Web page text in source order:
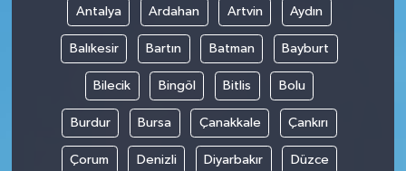
Antalya Ardahan Artvin Aydın
Balıkesir Bartın Batman Bayburt
Bilecik Bingöl Bitlis Bolu
Burdur Bursa Çanakkale Çankırı
Çorum Denizli Diyarbakır Düzce